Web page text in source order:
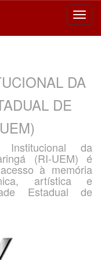
DA
DE
da
(RI-UEM) é
à memória
artística e
Estadual de